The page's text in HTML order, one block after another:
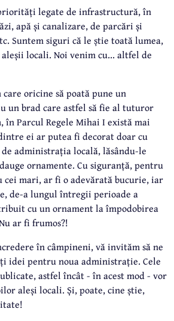
legate de infrastructură, în
apă și canalizare, de parcări și
Suntem siguri că le știe toată lumea,
locali. Noi venim cu... altfel de
oricine să poată pune un
un brad care astfel să fie al tuturor
în Parcul Regele Mihai I există mai
ei ar putea fi decorat doar cu
administrația locală, lăsându-le
ornamente. Cu siguranță, pentru
mari, ar fi o adevărată bucurie, iar
de-a lungul întregii perioade a
cu un ornament la împodobirea
ar fi frumos?!
în câmpineni, vă invităm să ne
idei pentru noua administrație. Cele
astfel încât - în acest mod - vor
aleși locali. Și, poate, cine știe,